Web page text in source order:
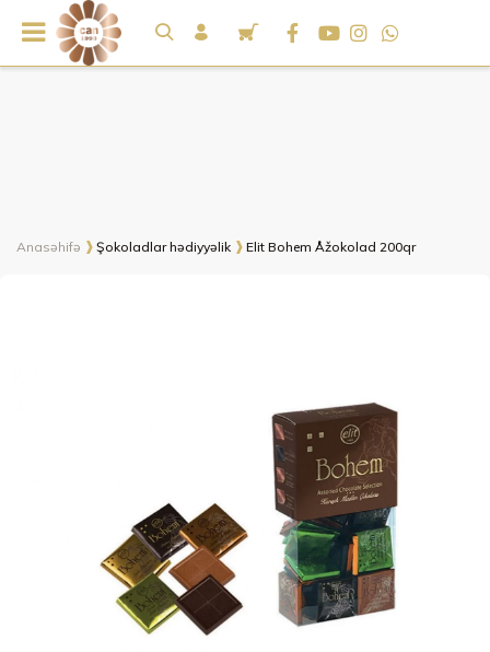
Anasəhifə Şokoladlar hədiyyəlik Elit Bohem Åžokolad 200qr